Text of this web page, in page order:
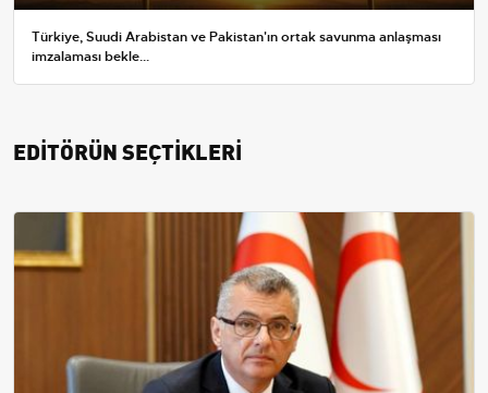
Türkiye, Suudi Arabistan ve Pakistan'ın ortak savunma anlaşması
imzalaması bekle...
EDİTÖRÜN SEÇTİKLERİ